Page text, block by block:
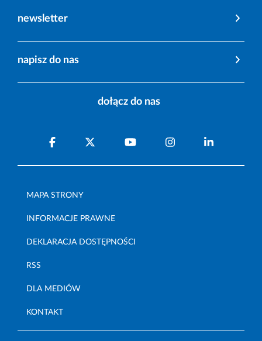
newsletter
napisz do nas
dołącz do nas
MAPA STRONY
INFORMACJE PRAWNE
DEKLARACJA DOSTĘPNOŚCI
RSS
DLA MEDIÓW
KONTAKT